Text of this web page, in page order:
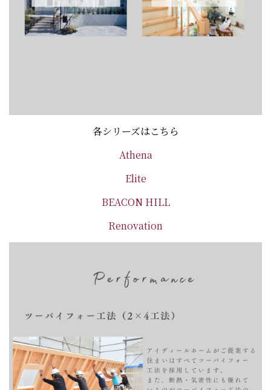
各シリーズはこちら
Athena
Elite
BEACON HILL
Renovation